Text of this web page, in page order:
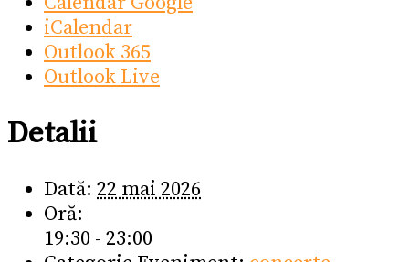
iCalendar
Outlook 365
Outlook Live
Detalii
Dată: 22 mai 2026
Oră:
19:30 - 23:00